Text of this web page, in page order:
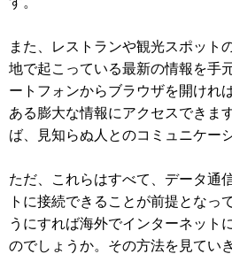
また、レストランや観光スポット
地で起こっている最新の情報を手
ートフォンからブラウザを開けれ
ある膨大な情報にアクセスできま
ば、見知らぬ人とのコミュニケー
ただ、これらはすべて、データ通
トに接続できることが前提となっ
うにすれば海外でインターネット
のでしょうか。その方法を見てい